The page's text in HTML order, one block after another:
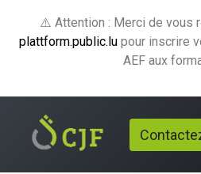
⚠️ Attention : Merci de vous
plattform.public.lu pour inscrire
AEF aux